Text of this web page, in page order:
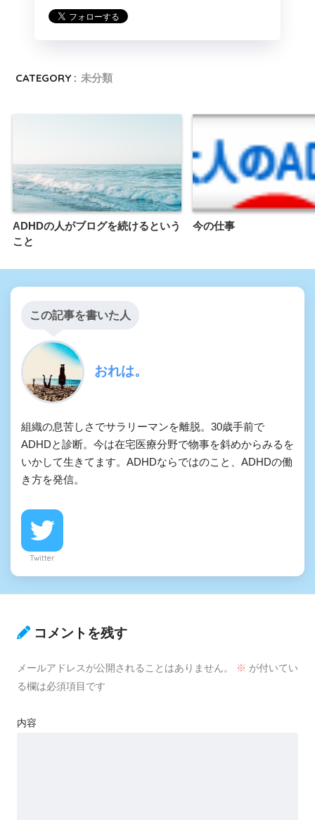
CATEGORY : 未分類
ADHDの人がブログを続けるという
こと
今の仕事
この記事を書いた人
おれは。
組織の息苦しさでサラリーマンを離脱。30歳手前で
ADHDと診断。今は在宅医療分野で物事を斜めからみるを
いかして生きてます。ADHDならではのこと、ADHDの働
き方を発信。
Twitter
コメントを残す
メールアドレスが公開されることはありません。 ※ が付いてい
る欄は必須項目です